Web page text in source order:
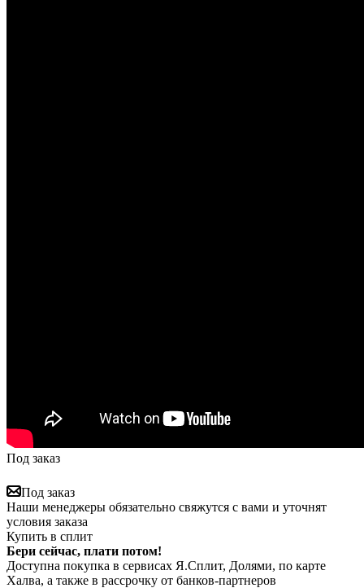
Под заказ
Под заказ
Наши менеджеры обязательно свяжутся с вами и уточнят
условия заказа
Купить в сплит
Бери сейчас, плати потом!
Доступна покупка в сервисах Я.Сплит, Долями, по карте
Халва, а также в рассрочку от банков-партнеров